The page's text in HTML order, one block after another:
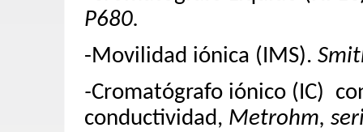
P680.
-Movilidad iónica (IMS).
-Cromatógrafo iónico (IC)
conductividad, Metrohm,